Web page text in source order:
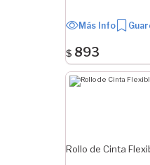
Más Info
$ 893
Rollo de Cinta